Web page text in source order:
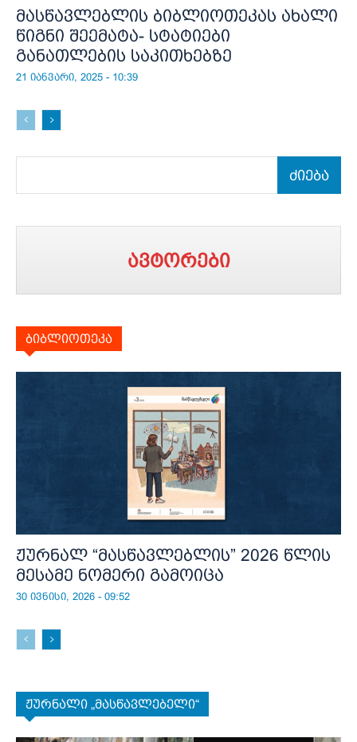
მასწავლებლის ბიბლიოთეკას ახალი
წიგნი შეემატა- სტატიები
განათლების საკითხებზე
21 იანვარი, 2025 - 10:39
ძიება
ავტორები
ბიბლიოთეკა
ჟურნალ “მასწავლებლის” 2026 წლის
მესამე ნომერი გამოიცა
30 ივნისი, 2026 - 09:52
ჟურნალი „მასწავლებელი“